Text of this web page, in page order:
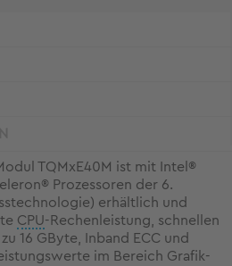
TQMxE40M ist mit Intel®
Prozessoren der 6.
erhältlich und
CPU-Rechenleistung, schnellen
16 GByte, Inband ECC und
im Bereich Grafik-